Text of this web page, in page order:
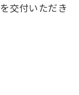
交付いただき